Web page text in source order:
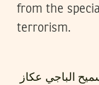
from the
terrorism.
الباجي عكاز